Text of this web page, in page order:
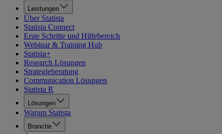
Leistungen
Über Statista
Statista Connect
Erste Schritte und Hilfebereich
Webinar & Training Hub
Statista+
Research Lösungen
Strategieberatung
Communication Lösungen
Statista R
Lösungen
Warum Statista
Branche